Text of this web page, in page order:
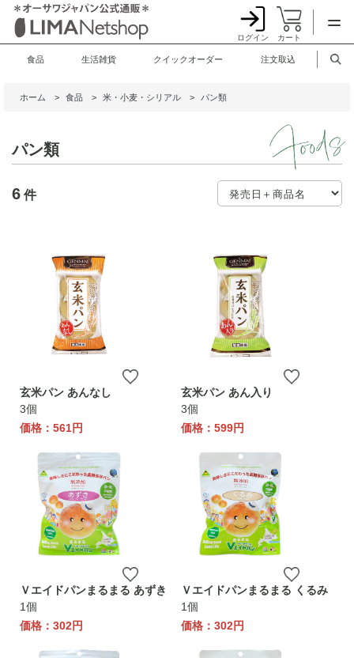
ログイン カート
食品 生活雑貨 クイックオーダー 注文取込
ホーム > 食品 > 米・小麦・シリアル > パン類
パン類
6 件
玄米パン あんなし
3個
価格：561円
玄米パン あん入り
3個
価格：599円
Ｖエイドパンまるまる あずき
1個
価格：302円
Ｖエイドパンまるまる くるみ
1個
価格：302円